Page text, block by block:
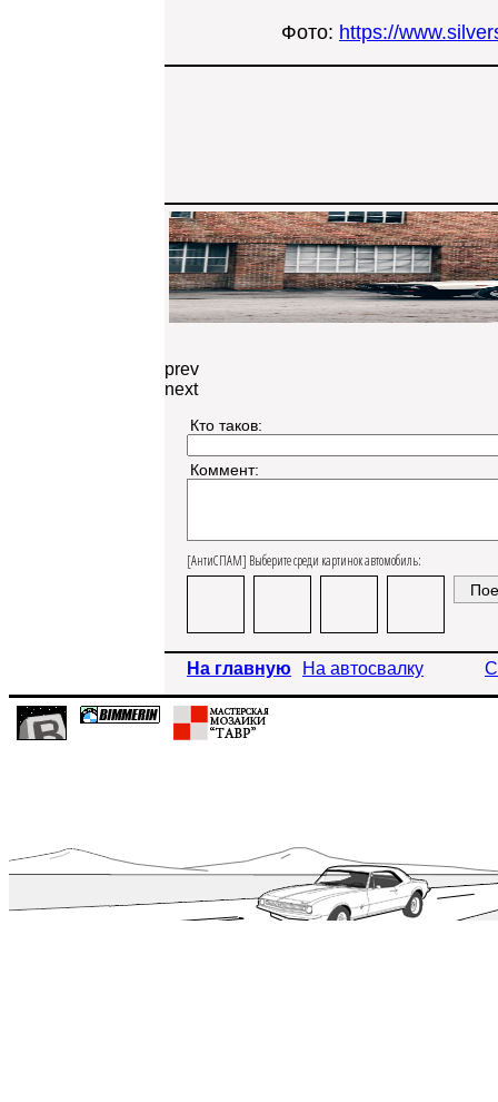
Фото: https://
prev
next
Кто таков:
Коммент:
[АнтиСПАМ] Выберите среди картинок автомобиль:
На главную На автосвалку